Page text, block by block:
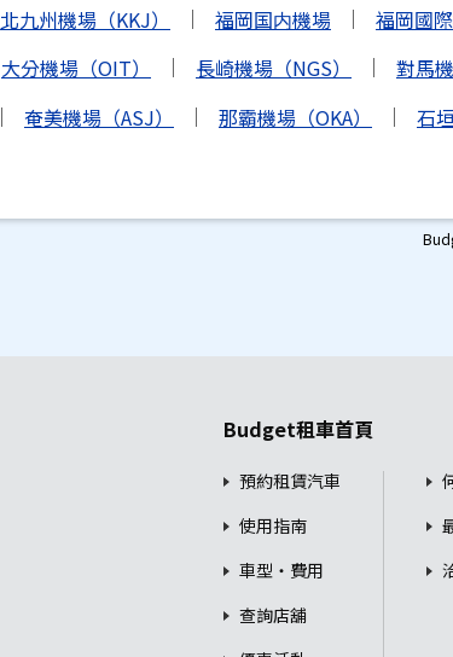
北九州機場（KKJ） 福岡国内機場
福岡國
大分機場（OIT） 長崎機場（NGS）
對馬
奄美機場（ASJ） 那霸機場（OKA）
石
Budget租車首頁
預約租賃汽車
使用指南
車型・費用
查詢店舖